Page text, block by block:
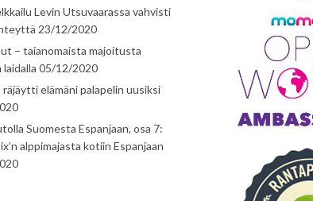
Levin Utsuvaarassa vahvisti
23/12/2020
– taianomaista majoitusta
laidalla 05/12/2020
räjäytti elämäni palapelin uusiksi
Suomesta Espanjaan, osa 7:
alppimajasta kotiin Espanjaan